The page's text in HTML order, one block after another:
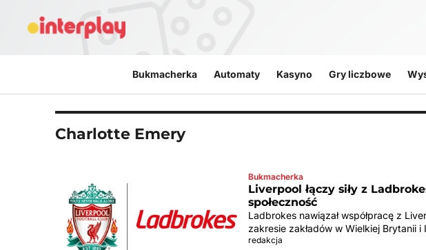
Bukmacherka Automaty Kasyno Gry liczbowe
Charlotte Emery
Bukmacherka
Liverpool łączy siły z
społeczność
Ladbrokes nawiązał współpracę z
zakresie zakładów w Wielkiej Brytanii
redakcja